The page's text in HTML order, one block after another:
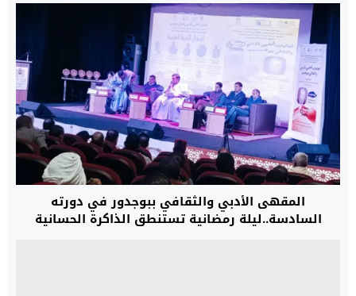
المقهى الأدبي والثقافي ببوجدور في دورته
السادسة..ليلة رمضانية تستنطق الذاكرة الحسانية